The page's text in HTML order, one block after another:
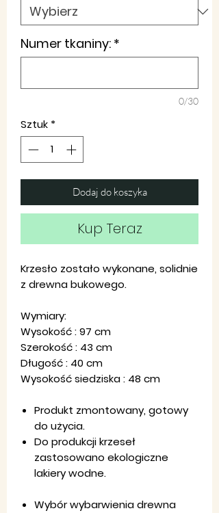
Numer tkaniny: *
0/30
Sztuk *
Dodaj do koszyka
Kup Teraz
Krzesło zostało wykonane, solidnie
z drewna bukowego.
Wymiary:
Wysokość : 97 cm
Szerokość : 43 cm
Długość : 40 cm
Wysokość siedziska : 48 cm
Produkt zmontowany, gotowy
do użycia.
Do produkcji krzeseł
zastosowano ekologiczne
lakiery wodne.
Wybór wybarwienia drewna